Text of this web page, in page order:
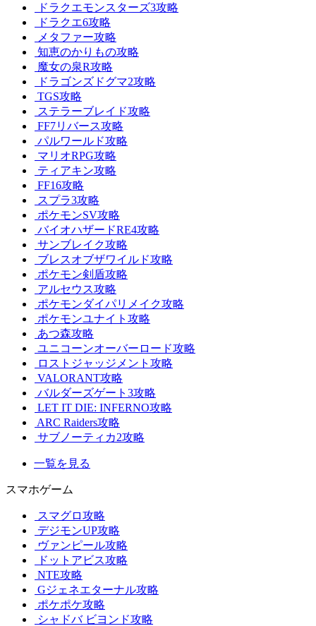
ドラクエモンスターズ3攻略
ドラクエ6攻略
メタファー攻略
知恵のかりもの攻略
魔女の泉R攻略
ドラゴンズドグマ2攻略
TGS攻略
ステラーブレイド攻略
FF7リバース攻略
パルワールド攻略
マリオRPG攻略
ティアキン攻略
FF16攻略
スプラ3攻略
ポケモンSV攻略
バイオハザードRE4攻略
サンブレイク攻略
ブレスオブザワイルド攻略
ポケモン剣盾攻略
アルセウス攻略
ポケモンダイパリメイク攻略
ポケモンユナイト攻略
あつ森攻略
ユニコーンオーバーロード攻略
ロストジャッジメント攻略
VALORANT攻略
バルダーズゲート3攻略
LET IT DIE: INFERNO攻略
ARC Raiders攻略
サブノーティカ2攻略
一覧を見る
スマホゲーム
スマグロ攻略
デジモンUP攻略
ヴァンピール攻略
ドットアビス攻略
NTE攻略
Gジェネエターナル攻略
ポケポケ攻略
シャドバ ビヨンド攻略